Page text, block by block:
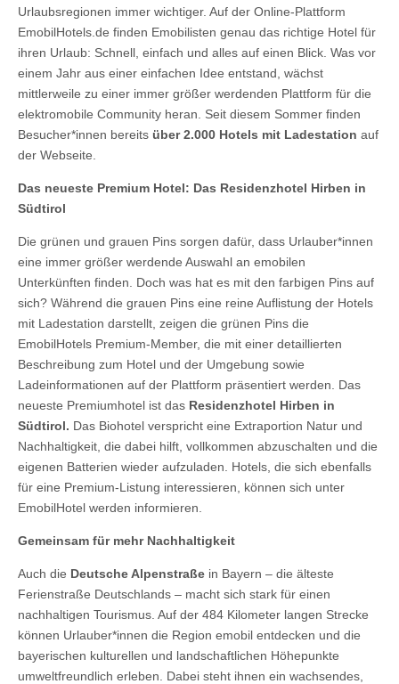
Urlaubsregionen immer wichtiger. Auf der Online-Plattform
EmobilHotels.de finden Emobilisten genau das richtige Hotel für
ihren Urlaub: Schnell, einfach und alles auf einen Blick. Was vor
einem Jahr aus einer einfachen Idee entstand, wächst
mittlerweile zu einer immer größer werdenden Plattform für die
elektromobile Community heran. Seit diesem Sommer finden
Besucher*innen bereits über 2.000 Hotels mit Ladestation auf
der Webseite.
Das neueste Premium Hotel: Das Residenzhotel Hirben in
Südtirol
Die grünen und grauen Pins sorgen dafür, dass Urlauber*innen
eine immer größer werdende Auswahl an emobilen
Unterkünften finden. Doch was hat es mit den farbigen Pins auf
sich? Während die grauen Pins eine reine Auflistung der Hotels
mit Ladestation darstellt, zeigen die grünen Pins die
EmobilHotels Premium-Member, die mit einer detaillierten
Beschreibung zum Hotel und der Umgebung sowie
Ladeinformationen auf der Plattform präsentiert werden. Das
neueste Premiumhotel ist das Residenzhotel Hirben in
Südtirol. Das Biohotel verspricht eine Extraportion Natur und
Nachhaltigkeit, die dabei hilft, vollkommen abzuschalten und die
eigenen Batterien wieder aufzuladen. Hotels, die sich ebenfalls
für eine Premium-Listung interessieren, können sich unter
EmobilHotel werden informieren.
Gemeinsam für mehr Nachhaltigkeit
Auch die Deutsche Alpenstraße in Bayern – die älteste
Ferienstraße Deutschlands – macht sich stark für einen
nachhaltigen Tourismus. Auf der 484 Kilometer langen Strecke
können Urlauber*innen die Region emobil entdecken und die
bayerischen kulturellen und landschaftlichen Höhepunkte
umweltfreundlich erleben. Dabei steht ihnen ein wachsendes,